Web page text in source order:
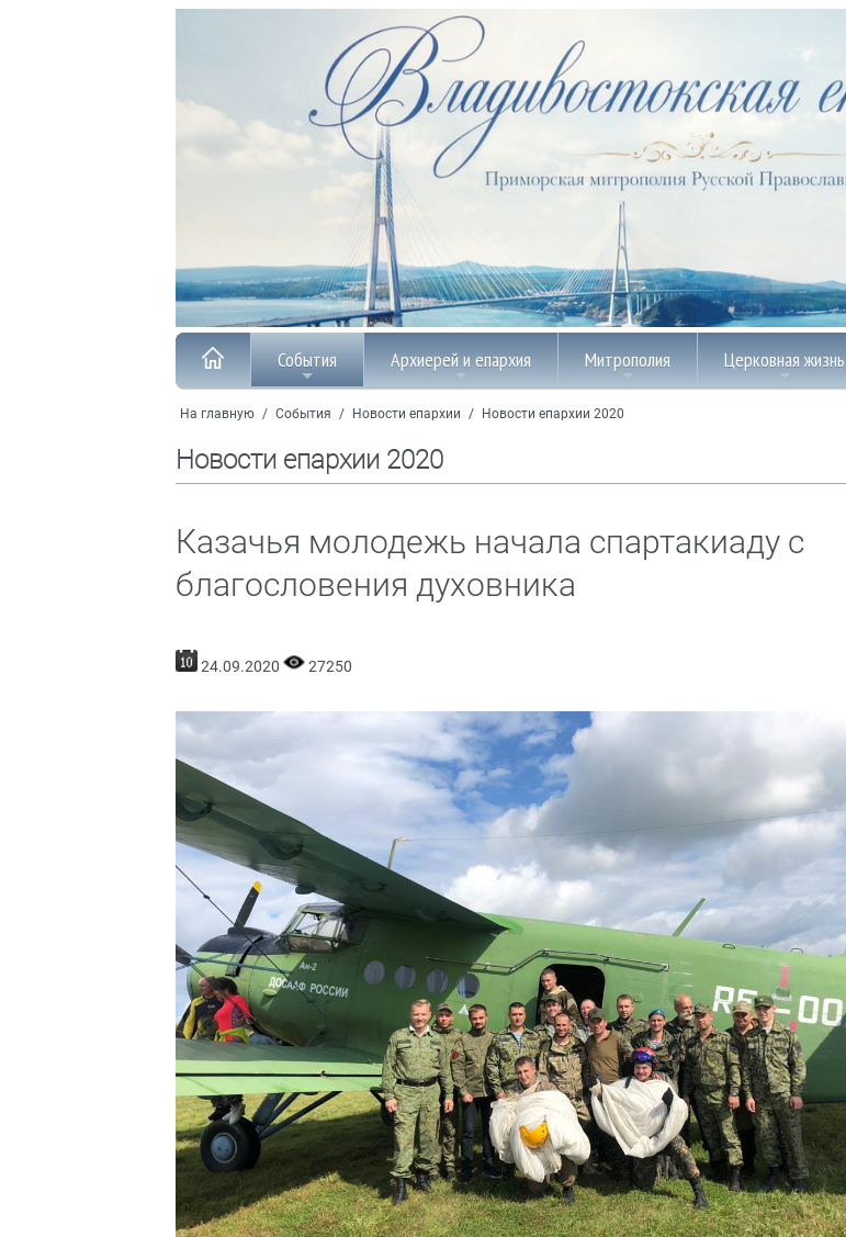
События Архиерей и епархия Митрополия Церковная жизнь
На главную / События / Новости епархии / Новости епархии 2020
Новости епархии 2020
Казачья молодежь начала спартакиаду с
благословения духовника
24.09.2020 27250